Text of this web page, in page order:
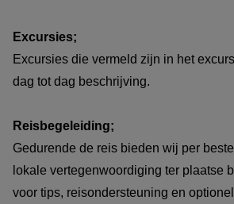
Excursies;
Excursies die vermeld zijn in het
dag tot dag beschrijving.
Reisbegeleiding;
Gedurende de reis bieden wij per
lokale vertegenwoordiging ter plaatse
voor tips, reisondersteuning en